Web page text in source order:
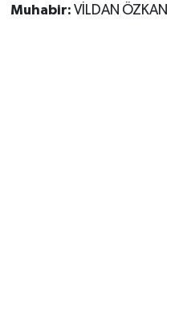
Muhabir: VİLDAN ÖZKAN